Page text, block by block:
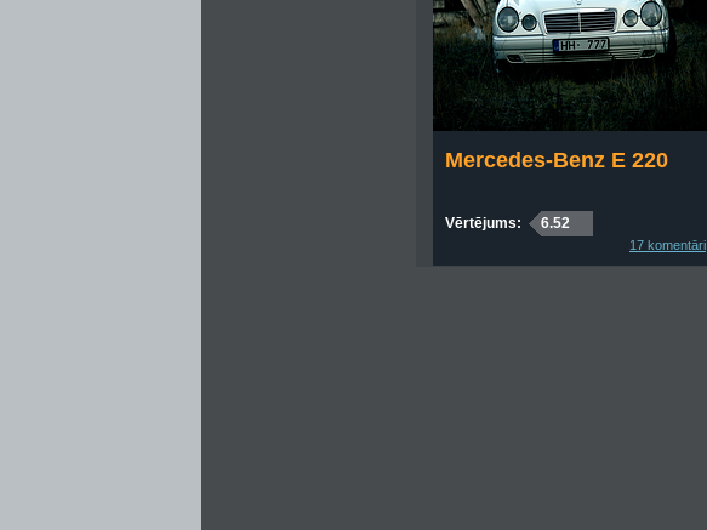
Mercedes-Benz E 220
Vērtējums: 6.52
17 komentāri